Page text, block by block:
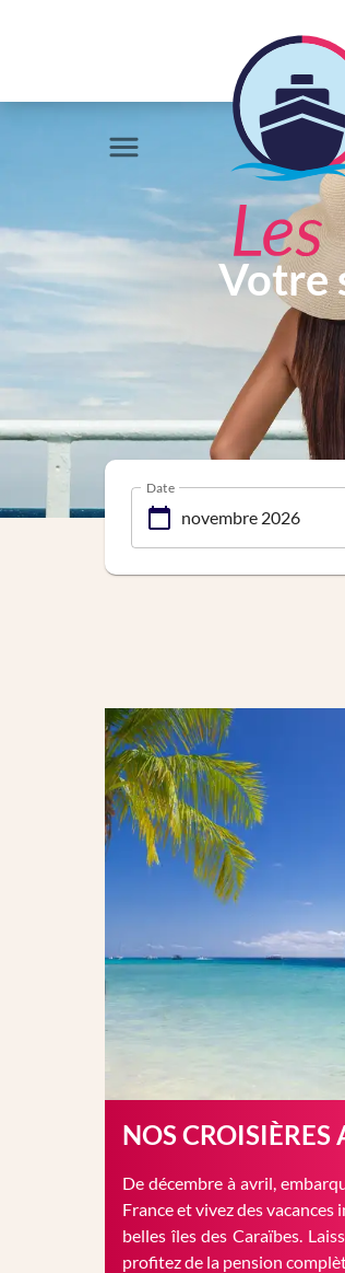
Votre
Date
NOS CROISIÈRES
De décembre à avril,
France et vivez des
belles îles des Caraïbes.
profitez de la pension